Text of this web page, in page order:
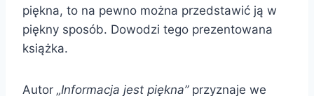
piękna, to na pewno można przedstawić ją w
piękny sposób. Dowodzi tego prezentowana
książka.
Autor „Informacja jest piękna”przyznaje we